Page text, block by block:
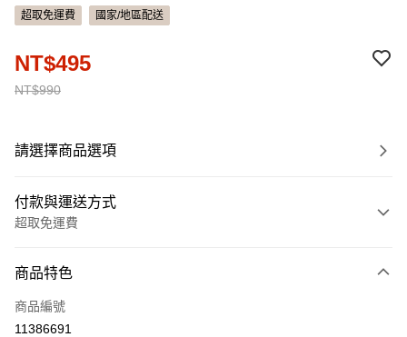
超取免運費 國家/地區配送
NT$990
NT$495
請選擇商品選項
付款與運送方式
超取免運費
信用卡一次付款
信用卡分期付款
商品特色
商品編號
11386691